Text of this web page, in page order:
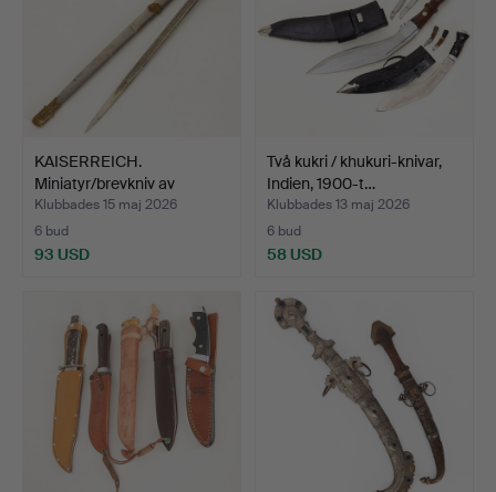
KAISERREICH.
Miniatyr/brevkniv av
gåvovärj…
Klubbades 15 maj 2026
6 bud
93 USD
Två kukri / khukuri-knivar,
Indien, 1900-t…
Klubbades 13 maj 2026
6 bud
58 USD